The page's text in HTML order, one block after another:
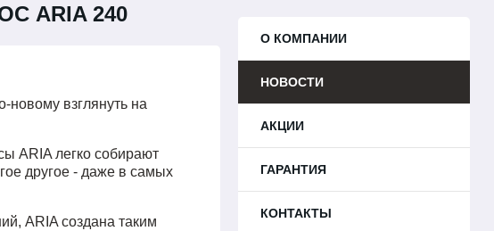
ARIA 240
новому взглянуть на
ARIA легко собирают
другое - даже в самых
ARIA создана таким
О КОМПАНИИ
НОВОСТИ
АКЦИИ
ГАРАНТИЯ
КОНТАКТЫ